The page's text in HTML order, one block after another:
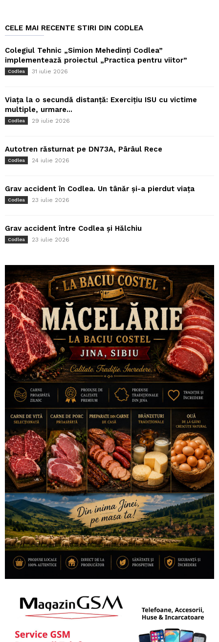
CELE MAI RECENTE STIRI DIN CODLEA
Colegiul Tehnic „Simion Mehedinți Codlea”
implementează proiectul „Practica pentru viitor”
Codlea 31 iulie 2026
Viața la o secundă distanță: Exercițiu ISU cu victime
multiple, urmare...
Codlea 29 iulie 2026
Autotren răsturnat pe DN73A, Pârâul Rece
Codlea 24 iulie 2026
Grav accident în Codlea. Un tânăr și-a pierdut viața
Codlea 23 iulie 2026
Grav accident între Codlea și Hălchiu
Codlea 23 iulie 2026